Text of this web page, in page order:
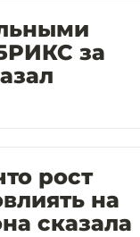
за
рост
на
сказала